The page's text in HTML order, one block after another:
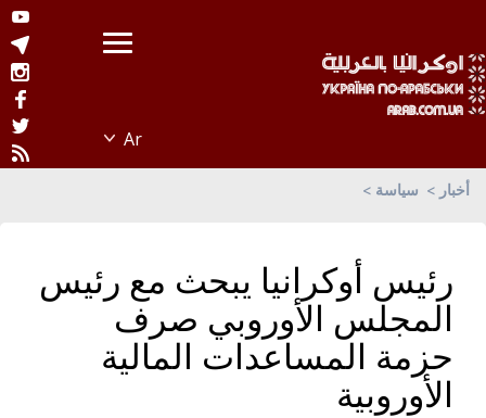
أخبار سياسة
رئيس أوكرانيا يبحث مع رئيس
المجلس الأوروبي صرف
حزمة المساعدات المالية
الأوروبية